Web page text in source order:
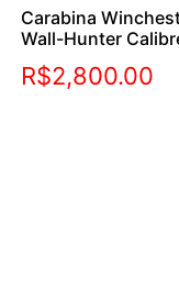
Carabina
Wall-Hunter
R$2,800.00